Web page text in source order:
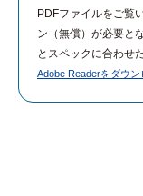
PDFファイルをご覧
ン（無償）が必要と
とスペックに合わせ
Adobe Readerをダウン